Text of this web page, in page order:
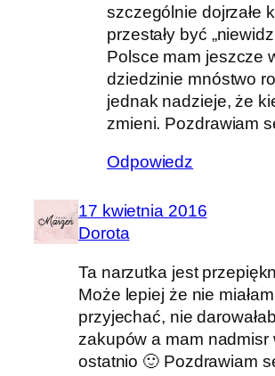
szczególnie dojrzałe
przestały być
Polsce mam jeszcze
dziedzinie mnóstwo
jednak nadzieje, że
zmieni. Pozdrawiam
Odpowiedz
17 kwietnia 2016
Dorota
Ta narzutka jest
Może lepiej że nie
przyjechać, nie
zakupów a mam nadmisr
ostatnio 🙂 Pozdrawiam